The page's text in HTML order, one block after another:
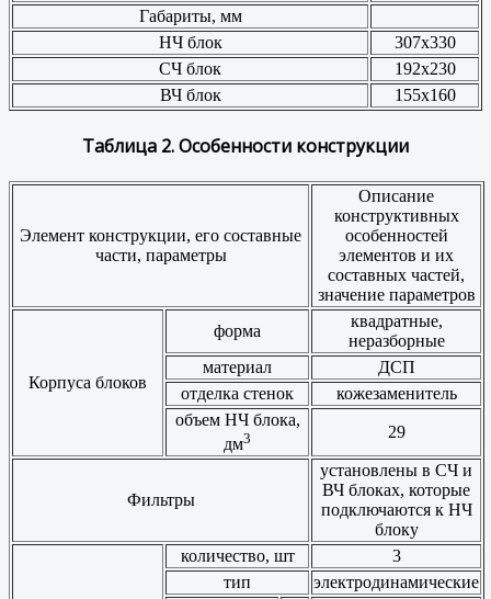
Габариты, мм
НЧ блок
307x330
СЧ блок
192x230
ВЧ блок
155x160
Таблица 2. Особенности конструкции
Элемент конструкции, его составные
части, параметры
Описание
конструктивных
особенностей
элементов и их
составных частей,
значение параметров
Корпуса блоков
форма
квадратные,
неразборные
материал
ДСП
отделка стенок
кожезаменитель
объем НЧ блока,
дм3 29
Фильтры
установлены в СЧ и
ВЧ блоках, которые
подключаются к НЧ
блоку
количество, шт
3
тип
электродинамические